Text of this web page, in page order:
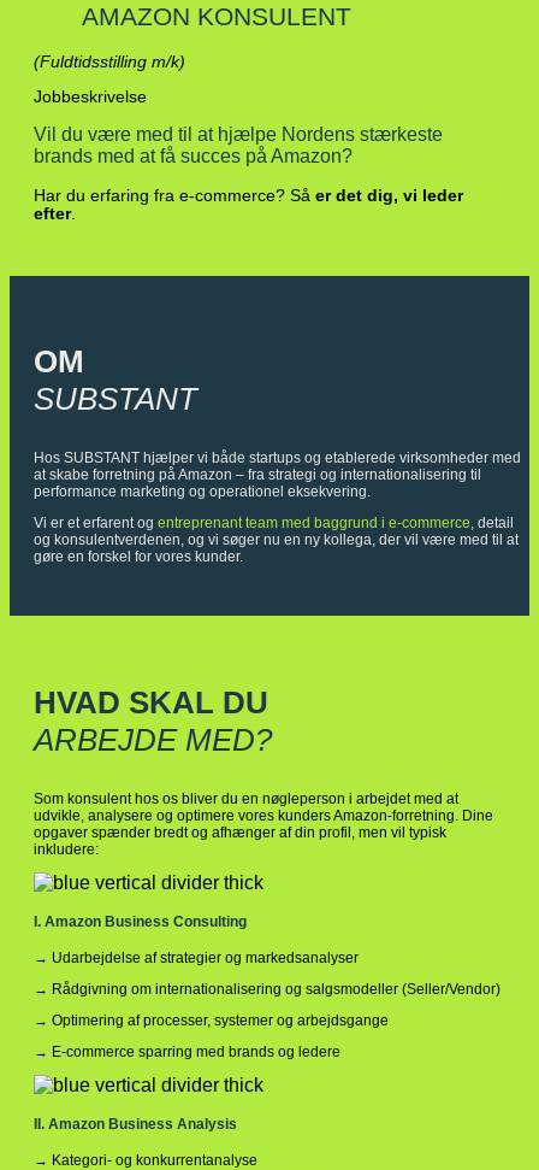
AMAZON KONSULENT
(Fuldtidsstilling m/k)
Jobbeskrivelse
Vil du være med til at hjælpe Nordens stærkeste
brands med at få succes på Amazon?
Har du erfaring fra e-commerce? Så er det dig, vi leder
efter.
OM
SUBSTANT
Hos SUBSTANT hjælper vi både startups og etablerede virksomheder med
at skabe forretning på Amazon – fra strategi og internationalisering til
performance marketing og operationel eksekvering.
Vi er et erfarent og entreprenant team med baggrund i e-commerce, detail
og konsulentverdenen, og vi søger nu en ny kollega, der vil være med til at
gøre en forskel for vores kunder.
HVAD SKAL DU
ARBEJDE MED?
Som konsulent hos os bliver du en nøgleperson i arbejdet med at
udvikle, analysere og optimere vores kunders Amazon-forretning. Dine
opgaver spænder bredt og afhænger af din profil, men vil typisk
inkludere:
I. Amazon Business Consulting
→ Udarbejdelse af strategier og markedsanalyser
→ Rådgivning om internationalisering og salgsmodeller (Seller/Vendor)
→ Optimering af processer, systemer og arbejdsgange
→ E-commerce sparring med brands og ledere
II. Amazon Business Analysis
→ Kategori- og konkurrentanalyse